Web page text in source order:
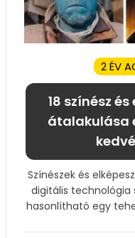
2 ÉV
18 színész
átalakulása
Színészek és
digitális technológia
hasonlítható egy